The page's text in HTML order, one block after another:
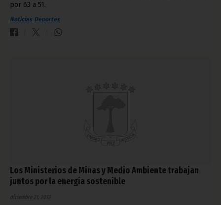
por 63 a 51.
Noticias Deportes
Los Ministerios de Minas y Medio Ambiente trabajan
juntos por la energía sostenible
diciembre 21, 2013